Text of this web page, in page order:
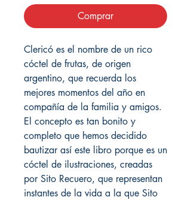
Comprar
Clericó es el nombre de un rico
cóctel de frutas, de origen
argentino, que recuerda los
mejores momentos del año en
compañía de la familia y amigos.
El concepto es tan bonito y
completo que hemos decidido
bautizar así este libro porque es un
cóctel de ilustraciones, creadas
por Sito Recuero, que representan
instantes de la vida a la que Sito